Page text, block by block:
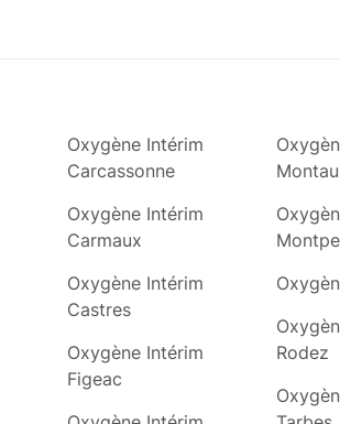
Oxygène Intérim
Carcassonne
Oxygène Intérim
Carmaux
Oxygène Intérim
Castres
Oxygène Intérim
Figeac
Rodez